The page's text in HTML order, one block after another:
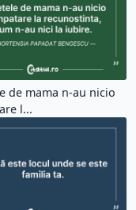
de mama n-au nicio
l...